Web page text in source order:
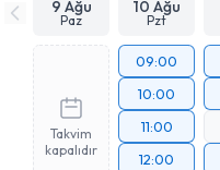
9 Ağu
Paz
10 Ağu
Pzt
Takvim
kapalıdır
09:00
10:00
11:00
12:00